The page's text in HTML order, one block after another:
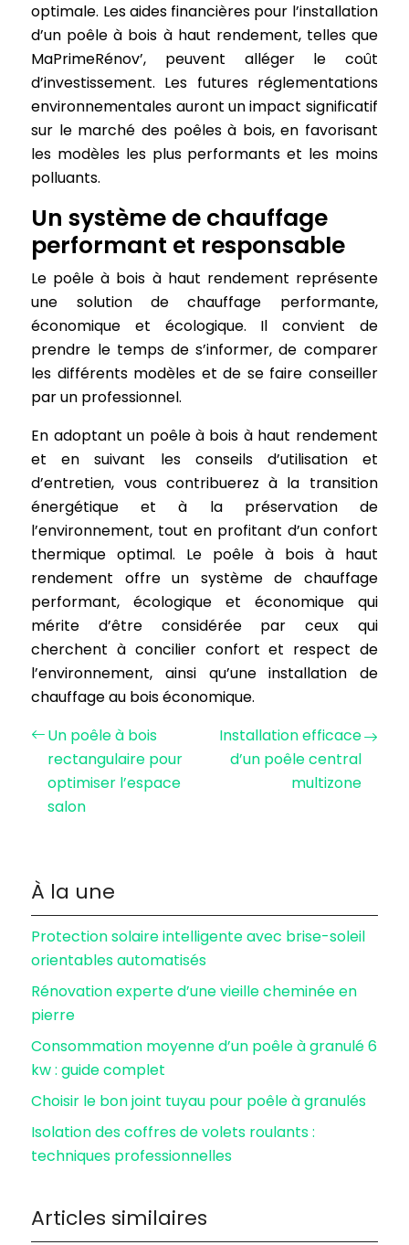
optimale. Les aides financières pour l’installation
d’un poêle à bois à haut rendement, telles que
MaPrimeRénov’, peuvent alléger le coût
d’investissement. Les futures réglementations
environnementales auront un impact significatif
sur le marché des poêles à bois, en favorisant
les modèles les plus performants et les moins
polluants.
Un système de chauffage
performant et responsable
Le poêle à bois à haut rendement représente
une solution de chauffage performante,
économique et écologique. Il convient de
prendre le temps de s’informer, de comparer
les différents modèles et de se faire conseiller
par un professionnel.
En adoptant un poêle à bois à haut rendement
et en suivant les conseils d’utilisation et
d’entretien, vous contribuerez à la transition
énergétique et à la préservation de
l’environnement, tout en profitant d’un confort
thermique optimal. Le poêle à bois à haut
rendement offre un système de chauffage
performant, écologique et économique qui
mérite d’être considérée par ceux qui
cherchent à concilier confort et respect de
l’environnement, ainsi qu’une installation de
chauffage au bois économique.
Un poêle à bois
rectangulaire pour
optimiser l’espace
salon
Installation efficace
d’un poêle central
multizone
À la une
Protection solaire intelligente avec brise-soleil
orientables automatisés
Rénovation experte d’une vieille cheminée en
pierre
Consommation moyenne d’un poêle à granulé 6
kw : guide complet
Choisir le bon joint tuyau pour poêle à granulés
Isolation des coffres de volets roulants :
techniques professionnelles
Articles similaires